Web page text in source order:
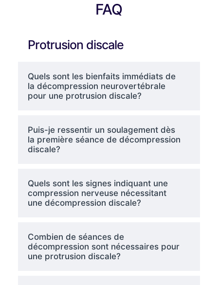
FAQ
Protrusion discale
Quels sont les bienfaits immédiats de
la décompression neurovertébrale
pour une protrusion discale?
Puis-je ressentir un soulagement dès
la première séance de décompression
discale?
Quels sont les signes indiquant une
compression nerveuse nécessitant
une décompression discale?
Combien de séances de
décompression sont nécessaires pour
une protrusion discale?